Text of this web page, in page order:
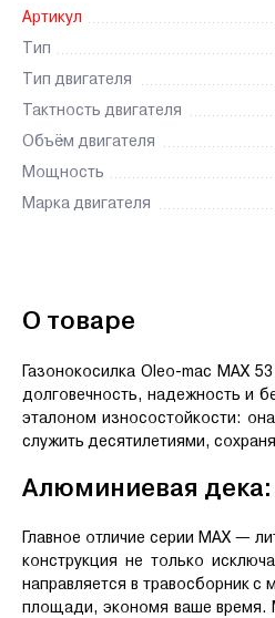
Артикул
Тип
Тип двигателя
Тактность двигателя
Объём двигателя
Мощность
Марка двигателя
О товаре
Газонокосилка Oleo-mac MAX
долговечность, надежность и
эталоном износостойкости:
служить десятилетиями,
Алюминиевая дека:
Главное отличие серии MAX —
конструкция не только
направляется в травосборник
площади, экономя ваше время.